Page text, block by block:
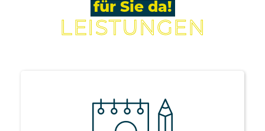
für Sie da!
LEISTUNGEN
Grafikdesign
Corporate Design